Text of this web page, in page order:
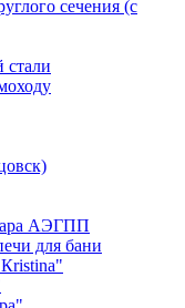
сечения (с
АЭГПП
для бани